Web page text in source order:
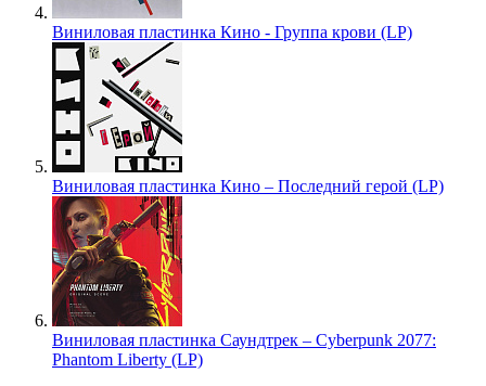
Виниловая пластинка Кино - Группа крови (LP)
Виниловая пластинка Кино – Последний герой (LP)
Виниловая пластинка Саундтрек – Cyberpunk 2077:
Phantom Liberty (LP)